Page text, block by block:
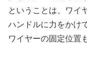
ということは、ワイ
ハンドルに力をかけ
ワイヤーの固定位置